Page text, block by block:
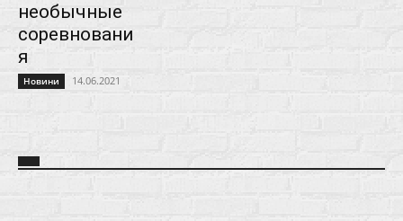
необычные
соревновани
я
Новини 14.06.2021